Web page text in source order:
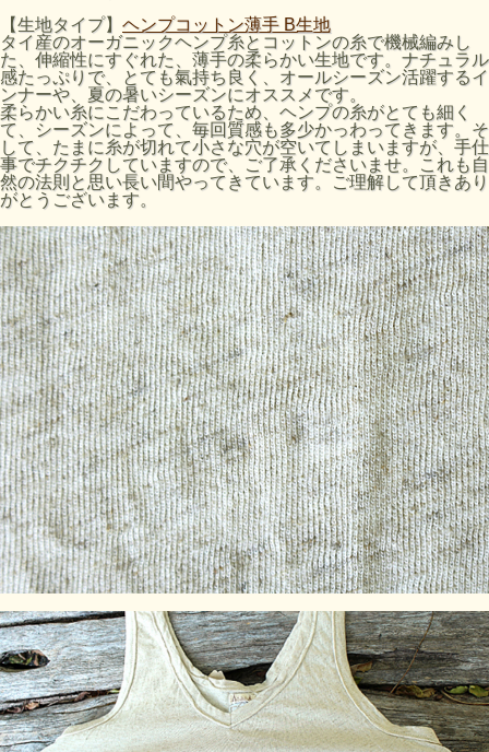
【生地タイプ】 ヘンプコットン薄手 B生地
タイ産のオーガニックヘンプ糸とコットンの糸で機械編みし
た、伸縮性にすぐれた、薄手の柔らかい生地です。ナチュラル
感たっぷりで、とても氣持ち良く、オールシーズン活躍するイ
ンナーや、夏の暑いシーズンにオススメです。
柔らかい糸にこだわっているため、ヘンプの糸がとても細く
て、シーズンによって、毎回質感も多少かっわってきます。そ
して、たまに糸が切れて小さな穴が空いてしまいますが、手仕
事でチクチクしていますので、ご了承くださいませ。これも自
然の法則と思い長い間やってきています。ご理解して頂きあり
がとうございます。